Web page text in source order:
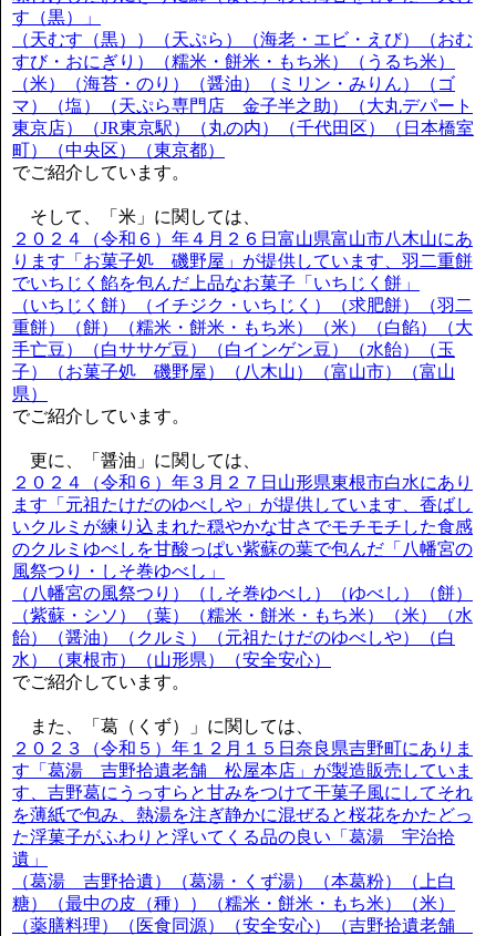
す（黒）」
（天むす（黒））（天ぷら）（海老・エビ・えび）（おむ
すび・おにぎり）（糯米・餅米・もち米）（うるち米）
（米）（海苔・のり）（醤油）（ミリン・みりん）（ゴ
マ）（塩）（天ぷら専門店 金子半之助）（大丸デパート
東京店）（JR東京駅）（丸の内）（千代田区）（日本橋室
町）（中央区）（東京都）
でご紹介しています。
そして、「米」に関しては、
２０２４（令和６）年４月２６日富山県富山市八木山にあ
ります「お菓子処 磯野屋」が提供しています、羽二重餅
でいちじく餡を包んだ上品なお菓子「いちじく餅」
（いちじく餅）（イチジク・いちじく）（求肥餅）（羽二
重餅）（餅）（糯米・餅米・もち米）（米）（白餡）（大
手亡豆）（白ササゲ豆）（白インゲン豆）（水飴）（玉
子）（お菓子処 磯野屋）（八木山）（富山市）（富山
県）
でご紹介しています。
更に、「醤油」に関しては、
２０２４（令和６）年３月２７日山形県東根市白水にあり
ます「元祖たけだのゆべしや」が提供しています、香ばし
いクルミが練り込まれた穏やかな甘さでモチモチした食感
のクルミゆべしを甘酸っぱい紫蘇の葉で包んだ「八幡宮の
風祭つり・しそ巻ゆべし」
（八幡宮の風祭つり）（しそ巻ゆべし）（ゆべし）（餅）
（紫蘇・シソ）（葉）（糯米・餅米・もち米）（米）（水
飴）（醤油）（クルミ）（元祖たけだのゆべしや）（白
水）（東根市）（山形県）（安全安心）
でご紹介しています。
また、「葛（くず）」に関しては、
２０２３（令和５）年１２月１５日奈良県吉野町にありま
す「葛湯 吉野拾遺老舗 松屋本店」が製造販売していま
す、吉野葛にうっすらと甘みをつけて干菓子風にしてそれ
を薄紙で包み、熱湯を注ぎ静かに混ぜると桜花をかたどっ
た浮菓子がふわりと浮いてくる品の良い「葛湯 宇治拾
遺」
（葛湯 吉野拾遺）（葛湯・くず湯）（本葛粉）（上白
糖）（最中の皮（種））（糯米・餅米・もち米）（米）
（薬膳料理）（医食同源）（安全安心）（吉野拾遺老舗